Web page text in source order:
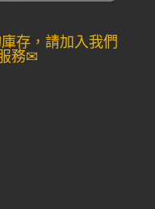
存，請加入我們
務✉